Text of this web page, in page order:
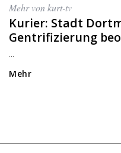
Mehr von kurt-tv
Kurier: Stadt
Gentrifizierung
...
Mehr